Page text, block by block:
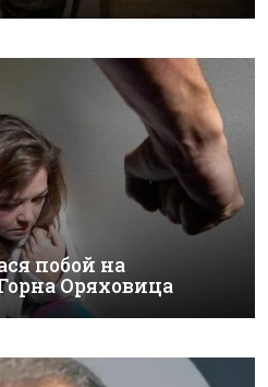
побой на
Оряховица